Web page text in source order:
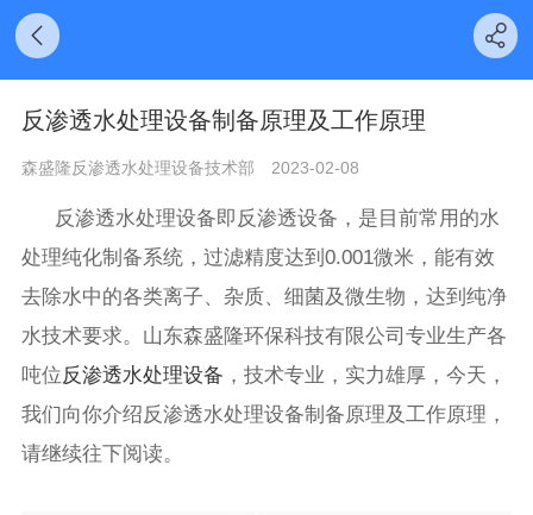
反渗透水处理设备制备原理及工作原理
森盛隆反渗透水处理设备技术部 2023-02-08
反渗透水处理设备即反渗透设备，是目前常用的水
处理纯化制备系统，过滤精度达到0.001微米，能有效
去除水中的各类离子、杂质、细菌及微生物，达到纯净
水技术要求。山东森盛隆环保科技有限公司专业生产各
吨位反渗透水处理设备 ，技术专业，实力雄厚，今天，
我们向你介绍反渗透水处理设备制备原理及工作原理，
请继续往下阅读。